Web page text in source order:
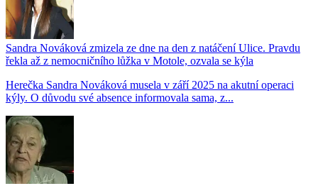
Sandra Nováková zmizela ze dne na den z natáčení Ulice. Pravdu
řekla až z nemocničního lůžka v Motole, ozvala se kýla
Herečka Sandra Nováková musela v září 2025 na akutní operaci
kýly. O důvodu své absence informovala sama, z...